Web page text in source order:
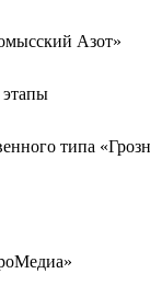
Азот»
типа